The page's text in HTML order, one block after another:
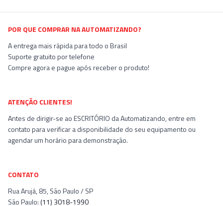
POR QUE COMPRAR NA AUTOMATIZANDO?
A entrega mais rápida para todo o Brasil
Suporte gratuito por telefone
Compre agora e pague após receber o produto!
ATENÇÃO CLIENTES!
Antes de dirigir-se ao ESCRITÓRIO da Automatizando, entre em
contato para verificar a disponibilidade do seu equipamento ou
agendar um horário para demonstração.
CONTATO
Rua Arujá, 85,São Paulo / SP
São Paulo:(11) 3018-1990